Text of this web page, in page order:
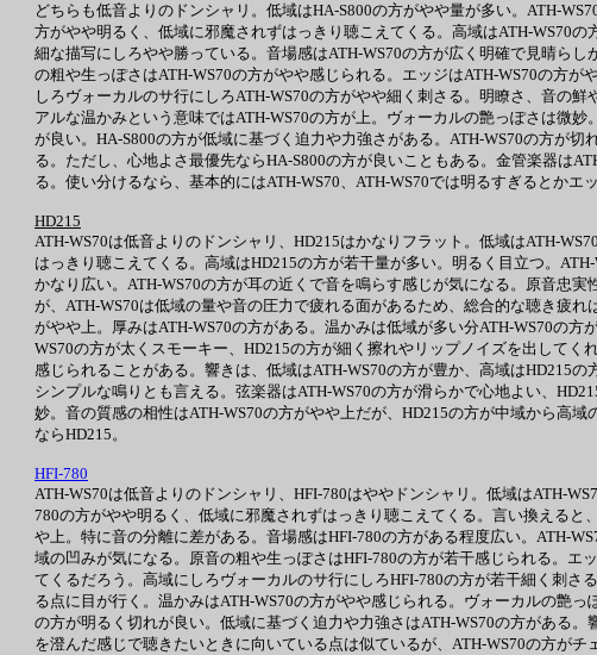
どちらも低音よりのドンシャリ。低域はHA-S800の方がやや量が多い。ATH-
方がやや明るく、低域に邪魔されずはっきり聴こえてくる。高域はATH-WS70
細な描写にしろやや勝っている。音場感はATH-WS70の方が広く明確で見晴ら
の粗や生っぽさはATH-WS70の方がやや感じられる。エッジはATH-WS70の方
しろヴォーカルのサ行にしろATH-WS70の方がやや細く刺さる。明瞭さ、音の
アルな温かみという意味ではATH-WS70の方が上。ヴォーカルの艶っぽさは微
が良い。HA-S800の方が低域に基づく迫力や力強さがある。ATH-WS70の方が
る。ただし、心地よさ最優先ならHA-S800の方が良いこともある。金管楽器は
る。使い分けるなら、基本的にはATH-WS70、ATH-WS70では明るすぎるとかエ
HD215
ATH-WS70は低音よりのドンシャリ、HD215はかなりフラット。低域はATH-
はっきり聴こえてくる。高域はHD215の方が若干量が多い。明るく目立つ。
かなり広い。ATH-WS70の方が耳の近くで音を鳴らす感じが気になる。原音忠
が、ATH-WS70は低域の量や音の圧力で疲れる面があるため、総合的な聴き疲
がやや上。厚みはATH-WS70の方がある。温かみは低域が多い分ATH-WS70の
WS70の方が太くスモーキー、HD215の方が細く擦れやリップノイズを出して
感じられることがある。響きは、低域はATH-WS70の方が豊か、高域はHD215
シンプルな鳴りとも言える。弦楽器はATH-WS70の方が滑らかで心地よい、
妙。音の質感の相性はATH-WS70の方がやや上だが、HD215の方が中域から高
ならHD215。
HFI-780
ATH-WS70は低音よりのドンシャリ、HFI-780はややドンシャリ。低域はATH-
780の方がやや明るく、低域に邪魔されずはっきり聴こえてくる。言い換える
や上。特に音の分離に差がある。音場感はHFI-780の方がある程度広い。ATH-
域の凹みが気になる。原音の粗や生っぽさはHFI-780の方が若干感じられる。
てくるだろう。高域にしろヴォーカルのサ行にしろHFI-780の方が若干細く刺
る点に目が行く。温かみはATH-WS70の方がやや感じられる。ヴォーカルの艶
の方が明るく切れが良い。低域に基づく迫力や力強さはATH-WS70の方がある
を澄んだ感じで聴きたいときに向いている点は似ているが、ATH-WS70の方が